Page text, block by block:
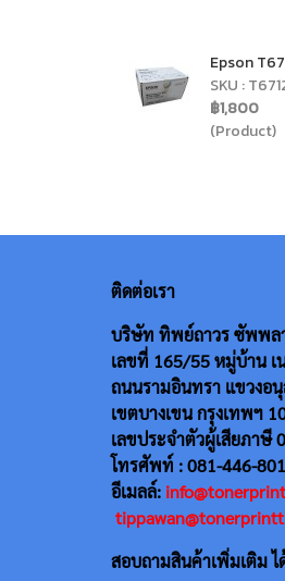
Epson
SKU :
฿1,800
(Product)
ติดต่อเรา
บริษัท ทิพย์ถาวร ซัพพล
เลขที่ 165/55หมู่บ้าน เ
ถนนรามอินทรา แขวงอนุ
เขตบางเขน กรุงเทพฯ
เลขประจำตัวผู้เสียภาษี
โทรศัพท์ : 081-446-
อีเมลล์:
สอบถามสินค้าเพิ่มเติม